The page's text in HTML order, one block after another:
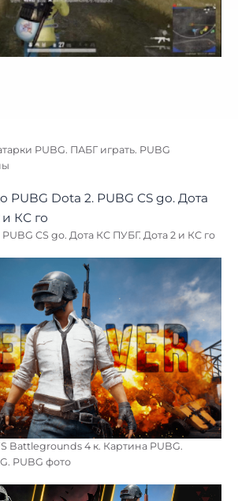
PUBG. ПАБГ играть. PUBG
PUBG CS go. Дота КС ПУБГ. Дота 2 и КС го
Battlegrounds 4 к. Картина PUBG.
PUBG фото